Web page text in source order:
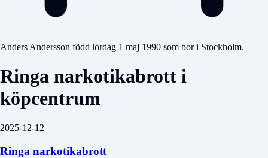
Anders Andersson född lördag 1 maj 1990 som bor i Stockholm.
Ringa narkotikabrott i
köpcentrum
2025-12-12
Ringa narkotikabrott